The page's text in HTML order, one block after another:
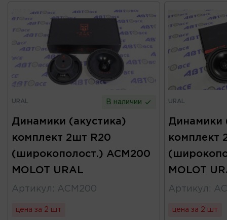
URAL В наличии
Динамики (акустика)
комплект 2шт R20
(широкополост.) ACM200
MOLOT URAL
Артикул : ACM200
цена за 2 шт
URAL
Динамики
комплект
MOLOT
Артикул :
цена за 2 шт